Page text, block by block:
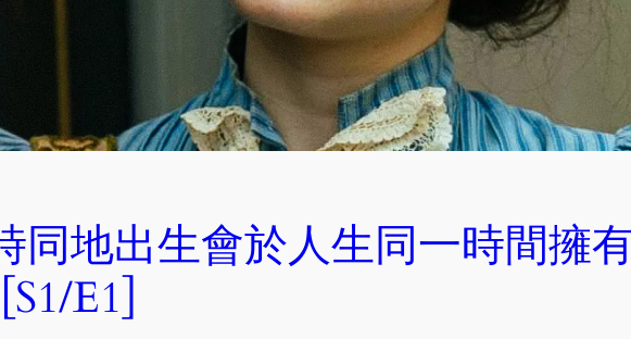
同地出生會於人生同一時間擁
E1]